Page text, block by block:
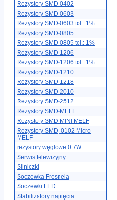
Rezystory SMD-0402
Rezystory SMD-0603
Rezystory SMD-0603 tol.: 1%
Rezystory SMD-0805
Rezystory SMD-0805 tol.: 1%
Rezystory SMD-1206
Rezystory SMD-1206 tol.: 1%
Rezystory SMD-1210
Rezystory SMD-1218
Rezystory SMD-2010
Rezystory SMD-2512
Rezystory SMD-MELF
Rezystory SMD-MINI MELF
Rezystory SMD; 0102 Micro
MELF
rezystory węglowe 0.7W
Serwis telewizyjny
Silniczki
Soczewka Fresnela
Soczewki LED
Stabilizatory napięcia